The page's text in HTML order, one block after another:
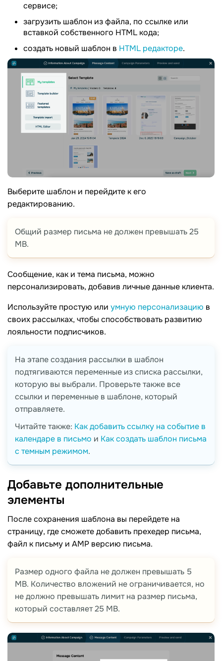
сервисе;
загрузить шаблон из файла, по ссылке или
вставкой собственного HTML кода;
создать новый шаблон в HTML редакторе.
Выберите шаблон и перейдите к его
редактированию.
Общий размер письма не должен превышать 25
MB.
Сообщение, как и тема письма, можно
персонализировать, добавив личные данные клиента.
Используйте простую или умную персонализацию в
своих рассылках, чтобы способствовать развитию
лояльности подписчиков.
На этапе создания рассылки в шаблон
подтягиваются переменные из списка рассылки,
которую вы выбрали. Проверьте также все
ссылки и переменные в шаблоне, который
отправляете.
Читайте также: Как добавить ссылку на событие в
календаре в письмо и Как создать шаблон письма
с темным режимом.
Добавьте дополнительные
элементы
После сохранения шаблона вы перейдете на
страницу, где сможете добавить прехедер письма,
файл к письму и AMP версию письма.
Размер одного файла не должен превышать 5
MB. Количество вложений не ограничивается, но
не должно превышать лимит на размер письма,
который составляет 25 MB.